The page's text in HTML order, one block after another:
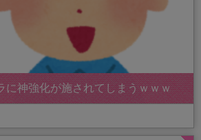
に神強化が施されてしまうｗｗｗ